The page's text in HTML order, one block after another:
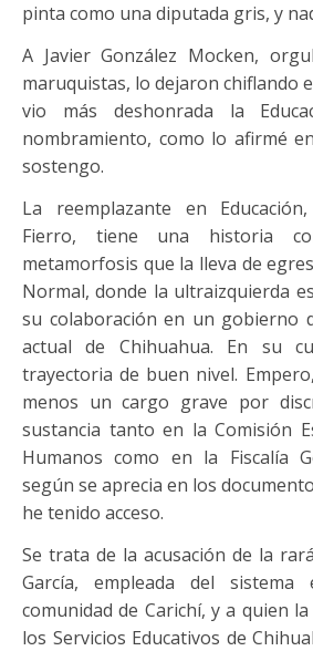
pinta como una diputada gris, y
A Javier González Mocken,
maruquistas, lo dejaron chiflando
vio más deshonrada la
nombramiento, como lo afirmé
sostengo.
La reemplazante en
Fierro, tiene una historia
metamorfosis que la lleva de
Normal, donde la ultraizquierda
su colaboración en un gobierno
actual de Chihuahua. En su
trayectoria de buen nivel.
menos un cargo grave por
sustancia tanto en la Comisión
Humanos como en la Fiscalía
según se aprecia en los
he tenido acceso.
Se trata de la acusación de la
García, empleada del sistema
comunidad de Carichí, y a quien
los Servicios Educativos de